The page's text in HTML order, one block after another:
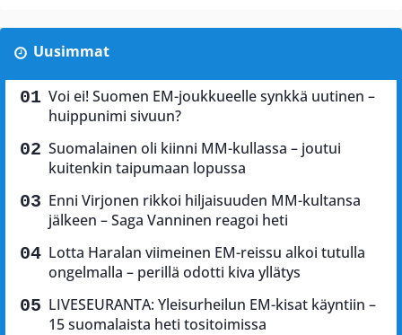
Uusimmat
Voi ei! Suomen EM-joukkueelle synkkä uutinen –
huippunimi sivuun?
Suomalainen oli kiinni MM-kullassa – joutui
kuitenkin taipumaan lopussa
Enni Virjonen rikkoi hiljaisuuden MM-kultansa
jälkeen – Saga Vanninen reagoi heti
Lotta Haralan viimeinen EM-reissu alkoi tutulla
ongelmalla – perillä odotti kiva yllätys
LIVESEURANTA: Yleisurheilun EM-kisat käyntiin –
15 suomalaista heti tositoimissa